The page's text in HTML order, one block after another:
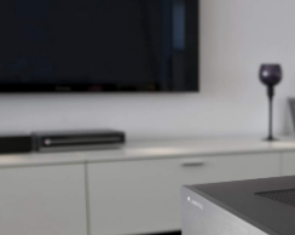
Ваш e-mail